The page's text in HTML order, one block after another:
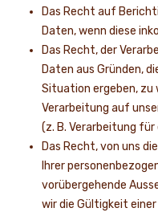
Das Recht auf
Daten, wenn diese
Das Recht, der
Daten aus Gründen,
Situation ergeben, zu
Verarbeitung auf
(z. B. Verarbeitung
Das Recht, von uns
Ihrer
vorübergehende
wir die Gültigkeit